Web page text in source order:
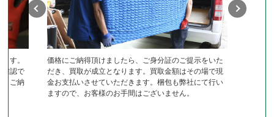
す。
確認で
、ご納
価格にご納得頂けましたら、ご身分証のご提示をいた
だき、買取が成立となります。買取金額はその場で現
金お支払いさせていただきます。梱包も弊社にて行い
ますので、お客様のお手間はございません。